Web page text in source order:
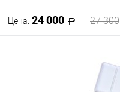
Цена: 24 000 27 300